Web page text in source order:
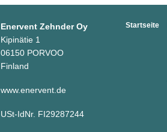
Enervent Zehnder Oy
Kipinätie 1
06150 PORVOO
Finland
www.enervent.de
USt-IdNr. FI29287244
Startseite